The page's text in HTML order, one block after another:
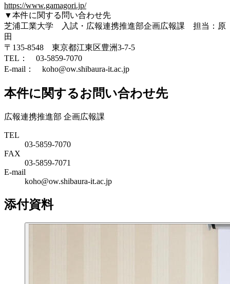
https://www.gamagori.jp/
▼本件に関する問い合わせ先
芝浦工業大学 入試・広報連携推進部企画広報課 担当：原
田
〒135-8548 東京都江東区豊洲3-7-5
TEL： 03-5859-7070
E-mail： koho@ow.shibaura-it.ac.jp
本件に関するお問い合わせ先
広報連携推進部 企画広報課
TEL
03-5859-7070
FAX
03-5859-7071
E-mail
koho@ow.shibaura-it.ac.jp
添付資料